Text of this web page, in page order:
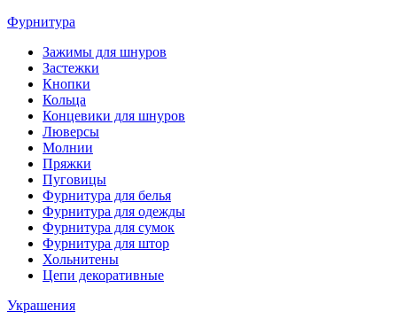
Фурнитура
Зажимы для шнуров
Застежки
Кнопки
Кольца
Концевики для шнуров
Люверсы
Молнии
Пряжки
Пуговицы
Фурнитура для белья
Фурнитура для одежды
Фурнитура для сумок
Фурнитура для штор
Хольнитены
Цепи декоративные
Украшения